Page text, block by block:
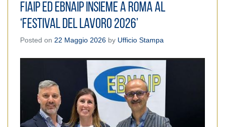
Fiaip ed Ebnaip insieme a Roma al
‘Festival del Lavoro 2026’
Posted on 22 Maggio 2026 by Ufficio Stampa